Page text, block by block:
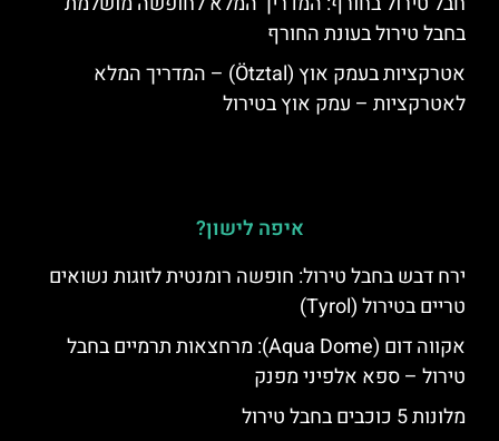
בחבל טירול בעונת החורף
אטרקציות בעמק אוץ (Ötztal) – המדריך המלא
לאטרקציות – עמק אוץ בטירול
איפה לישון?
ירח דבש בחבל טירול: חופשה רומנטית לזוגות נשואים
טריים בטירול (Tyrol)
אקווה דום (Aqua Dome): מרחצאות תרמיים בחבל
טירול – ספא אלפיני מפנק
מלונות 5 כוכבים בחבל טירול